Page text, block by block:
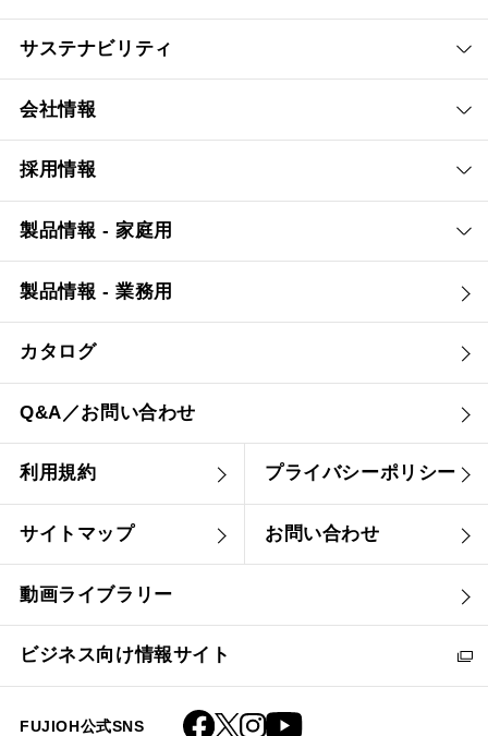
サステナビリティ
会社情報
採用情報
製品情報 - 家庭用
製品情報 - 業務用
カタログ
Q&A／お問い合わせ
利用規約 プライバシーポリシー
サイトマップ お問い合わせ
動画ライブラリー
ビジネス向け情報サイト
FUJIOH公式SNS